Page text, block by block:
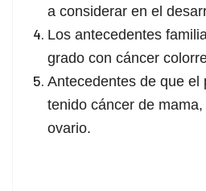
a considerar en el
Los antecedentes
grado con cáncer
Antecedentes de que el
tenido cáncer de
ovario.